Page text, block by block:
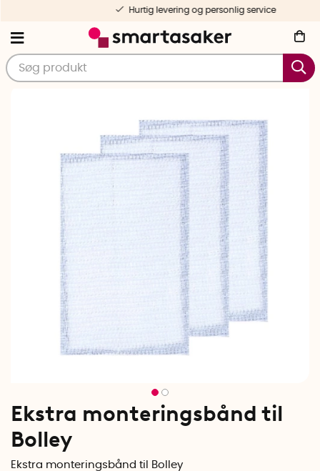
Hurtig levering og personlig service
Ekstra monteringsbånd til
Bolley
Ekstra monteringsbånd til Bolley